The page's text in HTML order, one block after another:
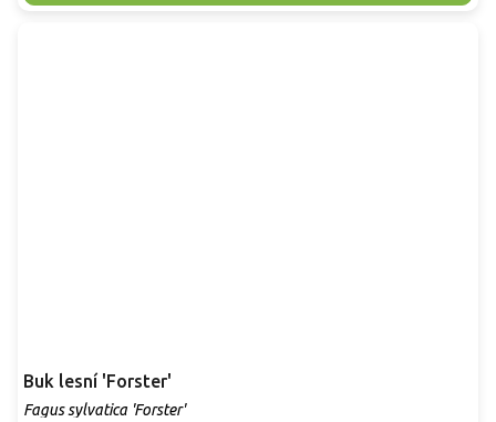
Buk lesní 'Forster'
Fagus sylvatica 'Forster'